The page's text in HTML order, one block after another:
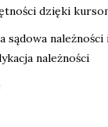
dzięki
sądowa należności
należności